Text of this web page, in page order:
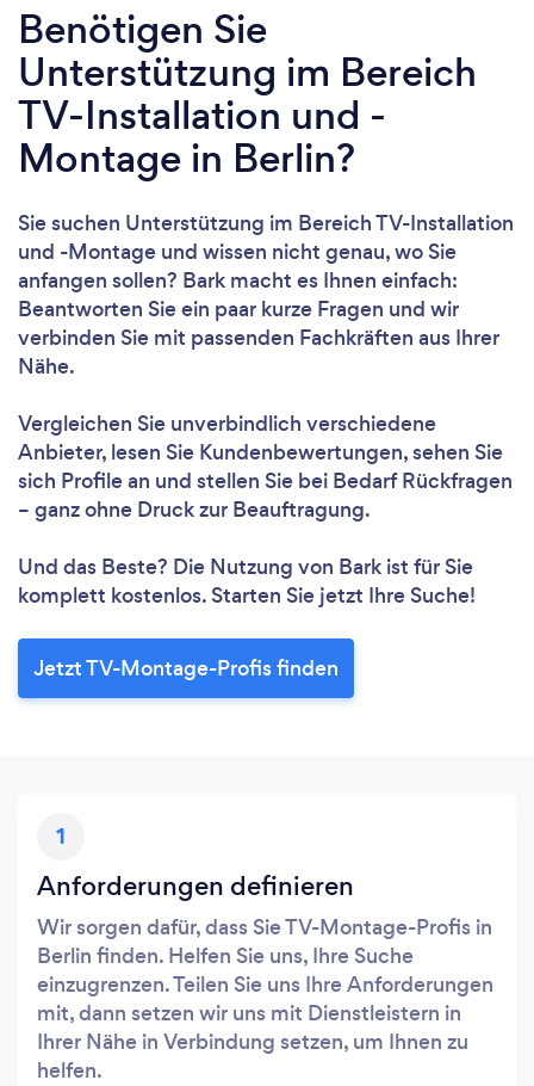
Benötigen Sie
Unterstützung im Bereich
TV-Installation und -
Montage in Berlin?
Sie suchen Unterstützung im Bereich TV-Installation
und -Montage und wissen nicht genau, wo Sie
anfangen sollen? Bark macht es Ihnen einfach:
Beantworten Sie ein paar kurze Fragen und wir
verbinden Sie mit passenden Fachkräften aus Ihrer
Nähe.
Vergleichen Sie unverbindlich verschiedene
Anbieter, lesen Sie Kundenbewertungen, sehen Sie
sich Profile an und stellen Sie bei Bedarf Rückfragen
– ganz ohne Druck zur Beauftragung.
Und das Beste? Die Nutzung von Bark ist für Sie
komplett kostenlos. Starten Sie jetzt Ihre Suche!
Jetzt TV-Montage-Profis finden
1
Anforderungen definieren
Wir sorgen dafür, dass Sie TV-Montage-Profis in
Berlin finden. Helfen Sie uns, Ihre Suche
einzugrenzen. Teilen Sie uns Ihre Anforderungen
mit, dann setzen wir uns mit Dienstleistern in
Ihrer Nähe in Verbindung setzen, um Ihnen zu
helfen.